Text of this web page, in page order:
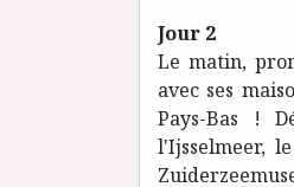
Jour 2
Le matin,
avec ses
Pays-Bas !
l'Ijsselmeer,